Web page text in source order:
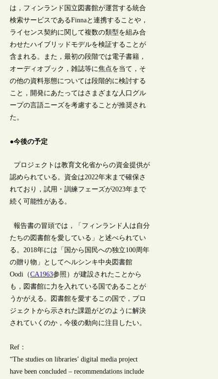
は，フィンランド国立図書館が運営する統合
検索サービスであるFinnaと連携することや，
ライセンス契約に関して複数の類型を組み合
わせたハイブリッドモデルを検証することが
含まれる。また，最初の段階では電子書籍，
オーディオブック，雑誌等に焦点を当て，そ
の他の資料形態については段階的に検討する
こと，開発にあたってはさまざまな人口グル
ープの言語ニーズを考慮することが推奨され
た。
●今後の予定
プロジェクトは教育文化省からの資金提供が
認められている。資金は2022年末まで確保さ
れており，試用・訓練フェーズが2023年まで
続く可能性がある。
報告書の冒頭では，「フィンランド人は自分
たちの図書館を愛している」と述べられてい
る。2018年には「国から国民への独立100周年
の贈り物」としてヘルシンキ中央図書館
Oodi（CA1963参照）が建設されたことから
も，図書館に力を入れている国であることが
うかがえる。図書館を愛するこの国で，プロ
ジェクトから示された課題がどのように解決
されていくのか，今後の動向に注目したい。
Ref：
“The studies on libraries’ digital media project
have been concluded – recommendations include